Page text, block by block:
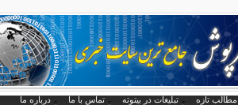
مطالب تازه تبلیغات در بیتوته تماس با ما درباره ما